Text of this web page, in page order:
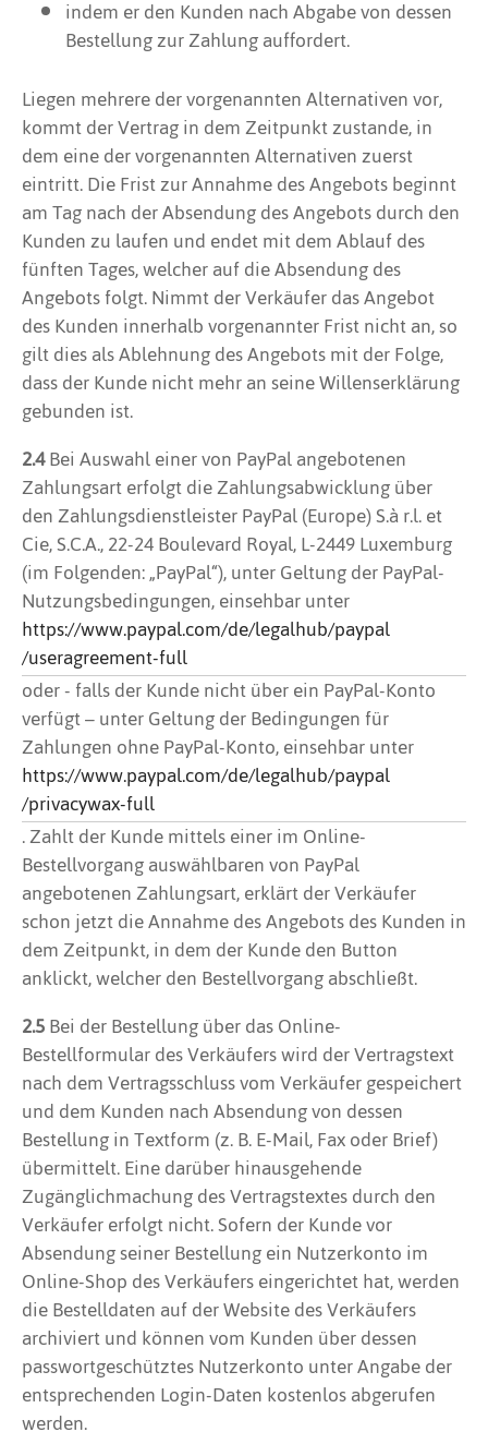
indem er den Kunden nach Abgabe von dessen
Bestellung zur Zahlung auffordert.
Liegen mehrere der vorgenannten Alternativen vor,
kommt der Vertrag in dem Zeitpunkt zustande, in
dem eine der vorgenannten Alternativen zuerst
eintritt. Die Frist zur Annahme des Angebots beginnt
am Tag nach der Absendung des Angebots durch den
Kunden zu laufen und endet mit dem Ablauf des
fünften Tages, welcher auf die Absendung des
Angebots folgt. Nimmt der Verkäufer das Angebot
des Kunden innerhalb vorgenannter Frist nicht an, so
gilt dies als Ablehnung des Angebots mit der Folge,
dass der Kunde nicht mehr an seine Willenserklärung
gebunden ist.
2.4Bei Auswahl einer von PayPal angebotenen
Zahlungsart erfolgt die Zahlungsabwicklung über
den Zahlungsdienstleister PayPal (Europe) S.à r.l. et
Cie, S.C.A., 22-24 Boulevard Royal, L-2449 Luxemburg
(im Folgenden: „PayPal“), unter Geltung der PayPal-
Nutzungsbedingungen, einsehbar unter
https://www.paypal.com/de/legalhub/paypal
/useragreement-full
oder - falls der Kunde nicht über ein PayPal-Konto
verfügt – unter Geltung der Bedingungen für
Zahlungen ohne PayPal-Konto, einsehbar unter
https://www.paypal.com/de/legalhub/paypal
/privacywax-full
. Zahlt der Kunde mittels einer im Online-
Bestellvorgang auswählbaren von PayPal
angebotenen Zahlungsart, erklärt der Verkäufer
schon jetzt die Annahme des Angebots des Kunden in
dem Zeitpunkt, in dem der Kunde den Button
anklickt, welcher den Bestellvorgang abschließt.
2.5Bei der Bestellung über das Online-
Bestellformular des Verkäufers wird der Vertragstext
nach dem Vertragsschluss vom Verkäufer gespeichert
und dem Kunden nach Absendung von dessen
Bestellung in Textform (z. B. E-Mail, Fax oder Brief)
übermittelt. Eine darüber hinausgehende
Zugänglichmachung des Vertragstextes durch den
Verkäufer erfolgt nicht. Sofern der Kunde vor
Absendung seiner Bestellung ein Nutzerkonto im
Online-Shop des Verkäufers eingerichtet hat, werden
die Bestelldaten auf der Website des Verkäufers
archiviert und können vom Kunden über dessen
passwortgeschütztes Nutzerkonto unter Angabe der
entsprechenden Login-Daten kostenlos abgerufen
werden.